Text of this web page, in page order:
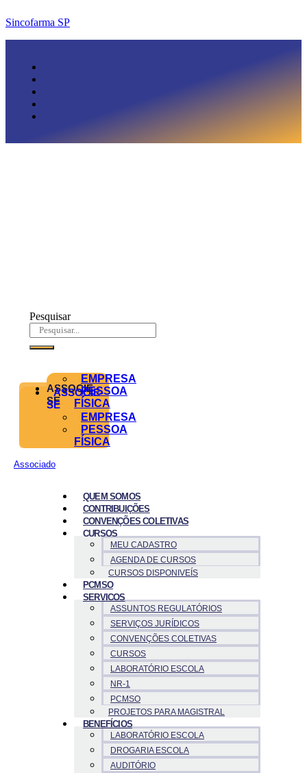
Sincofarma SP
Pesquisar
ASSOCIE-
SE
EMPRESA
PESSOA
FÍSICA
ASSOCIE-
SE
EMPRESA
PESSOA
FÍSICA
Associado
QUEM SOMOS
CONTRIBUIÇÕES
CONVENÇÕES COLETIVAS
CURSOS
MEU CADASTRO
AGENDA DE CURSOS
CURSOS DISPONIVEÍS
PCMSO
SERVICOS
ASSUNTOS REGULATÓRIOS
SERVIÇOS JURÍDICOS
CONVENÇÕES COLETIVAS
CURSOS
LABORATÓRIO ESCOLA
NR-1
PCMSO
PROJETOS PARA MAGISTRAL
BENEFÍCIOS
LABORATÓRIO ESCOLA
DROGARIA ESCOLA
AUDITÓRIO